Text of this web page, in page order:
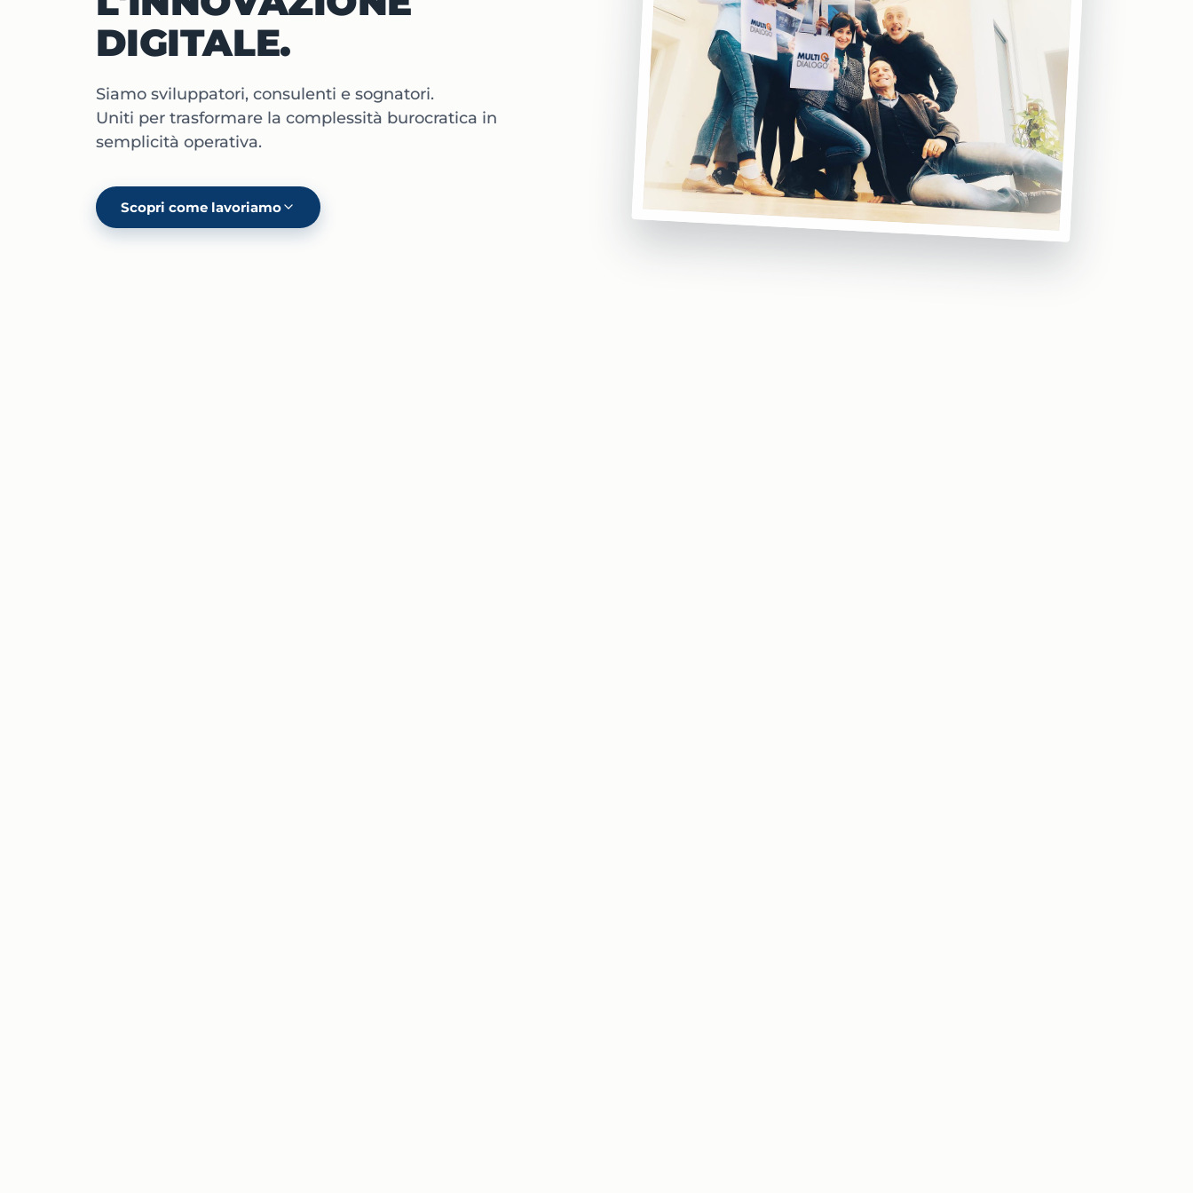
DIGITALE.
Siamo sviluppatori, consulenti e sognatori.
Uniti per trasformare la complessità burocratica in
semplicità operativa.
Scopri come lavoriamo